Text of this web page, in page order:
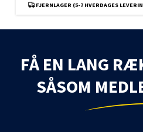
FJERNLAGER (5-7 HVERDAGES
FÅ EN LANG
SÅSOM